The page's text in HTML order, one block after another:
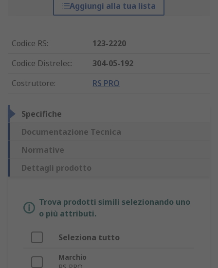
Aggiungi alla tua lista
Codice RS:
123-2220
Codice Distrelec:
304-05-192
Costruttore: RS PRO
Specifiche
Documentazione Tecnica
Normative
Dettagli prodotto
Trova prodotti simili selezionando uno
o più attributi.
Seleziona tutto
Marchio